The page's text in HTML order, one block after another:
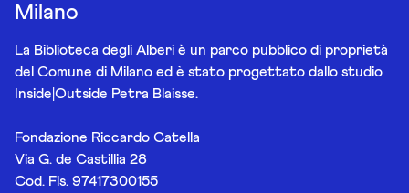
Milano
La Biblioteca degli Alberi è un parco pubblico di proprietà
del Comune di Milano ed è stato progettato dallo studio
Inside|Outside Petra Blaisse.
Fondazione Riccardo Catella
Via G. de Castillia 28
Cod. Fis. 97417300155